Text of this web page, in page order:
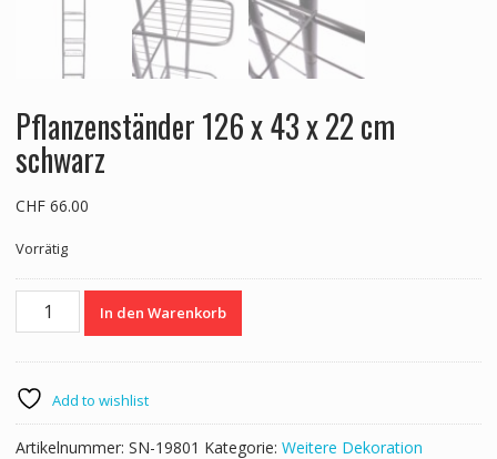
Pflanzenständer 126 x 43 x 22 cm
schwarz
CHF66.00
Vorrätig
Pflanzenständer
x
22
cm
In den Warenkorb
Add to wishlist
Artikelnummer: SN-19801 Kategorie: Weitere Dekoration